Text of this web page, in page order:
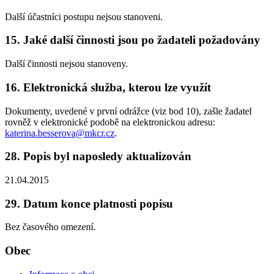
Další účastníci postupu nejsou stanoveni.
15. Jaké další činnosti jsou po žadateli požadovány
Další činnosti nejsou stanoveny.
16. Elektronická služba, kterou lze využít
Dokumenty, uvedené v první odrážce (viz bod 10), zašle žadatel
rovněž v elektronické podobě na elektronickou adresu:
katerina.besserova@mkcr.cz.
28. Popis byl naposledy aktualizován
21.04.2015
29. Datum konce platnosti popisu
Bez časového omezení.
Obec